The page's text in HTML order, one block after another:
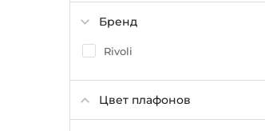
Бренд
Rivoli
Цвет плафонов